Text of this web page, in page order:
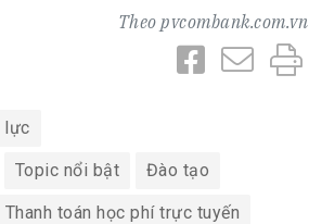
Theo pvcombank.com.vn
lực
Topic nổi bật Đào tạo
Thanh toán học phí trực tuyến